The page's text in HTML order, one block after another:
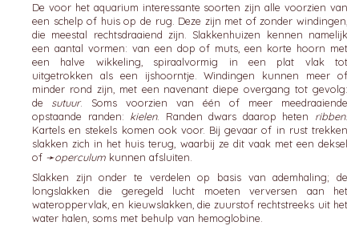
De voor het aquarium interessante soorten zijn alle voorzien van
een schelp of huis op de rug. Deze zijn met of zonder windingen,
die meestal rechtsdraaiend zijn. Slakkenhuizen kennen namelijk
een aantal vormen: van een dop of muts, een korte hoorn met
een halve wikkeling, spiraalvormig in een plat vlak tot
uitgetrokken als een ijshoorntje. Windingen kunnen meer of
minder rond zijn, met een navenant diepe overgang tot gevolg:
de sutuur. Soms voorzien van één of meer meedraaiende
opstaande randen: kielen. Randen dwars daarop heten ribben.
Kartels en stekels komen ook voor. Bij gevaar of in rust trekken
slakken zich in het huis terug, waarbij ze dit vaak met een deksel
of ➛operculum kunnen afsluiten.
Slakken zijn onder te verdelen op basis van ademhaling; de
longslakken die geregeld lucht moeten verversen aan het
wateroppervlak, en kieuwslakken, die zuurstof rechtstreeks uit het
water halen, soms met behulp van hemoglobine.